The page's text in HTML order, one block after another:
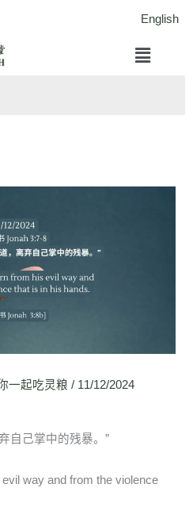
English
菜
单
一起吃灵粮 / 11/12/2024
自己掌中的残暴。”
evil way and from the violence